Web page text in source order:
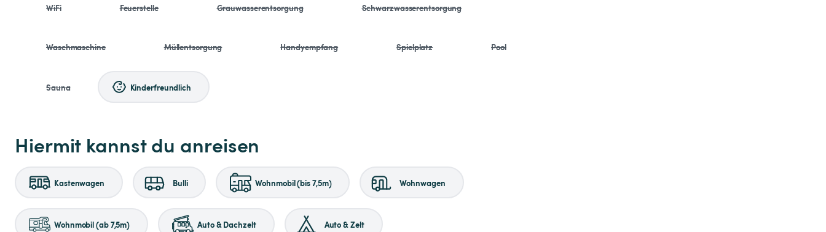
WiFi Feuerstelle Grauwasserentsorgung Schwarzwasserentsorgung
Waschmaschine Müllentsorgung Handyempfang Spielplatz Pool
Sauna Kinderfreundlich
Hiermit kannst du anreisen
Kastenwagen Bulli Wohnmobil (bis 7,5m) Wohnwagen
Wohnmobil (ab 7,5m) Auto & Dachzelt Auto & Zelt